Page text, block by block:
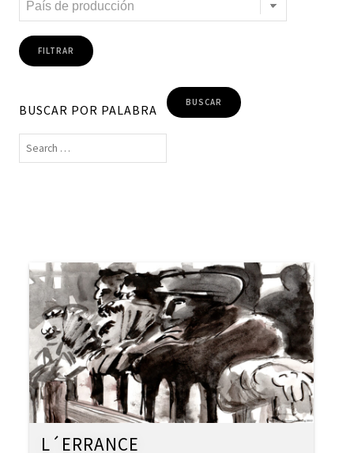
Niñez
Otredad
Pueblos Originarios
Racialidad
Refugiadxs y solicitantes de asilo
BUSCAR POR PALABRA
L´ERRANCE